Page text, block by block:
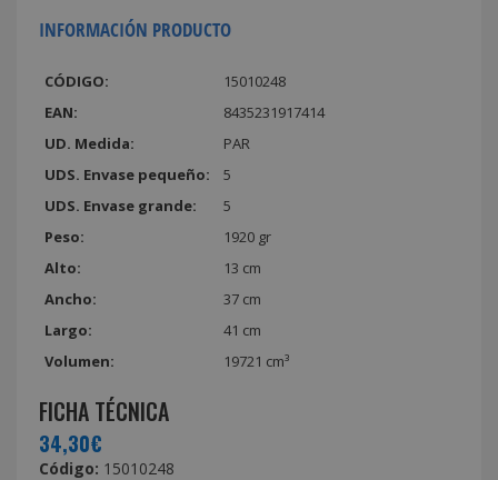
INFORMACIÓN PRODUCTO
CÓDIGO:
15010248
EAN:
8435231917414
UD. Medida:
PAR
UDS. Envase pequeño:
5
UDS. Envase grande:
5
Peso:
1920 gr
Alto:
13 cm
Ancho:
37 cm
Largo:
41 cm
Volumen:
19721 cm³
FICHA TÉCNICA
34,30€
Código: 15010248